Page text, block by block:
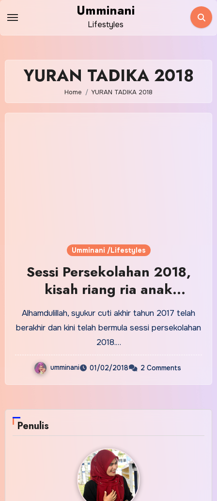
content
Umminani
Lifestyles
YURAN TADIKA 2018
Home YURAN TADIKA 2018
Umminani /Lifestyles
Sessi Persekolahan 2018,
kisah riang ria anak
kesekolah
Alhamdulillah, syukur cuti akhir tahun 2017 telah
berakhir dan kini telah bermula sessi persekolahan
2018.…
umminani 01/02/2018 2 Comments
Penulis